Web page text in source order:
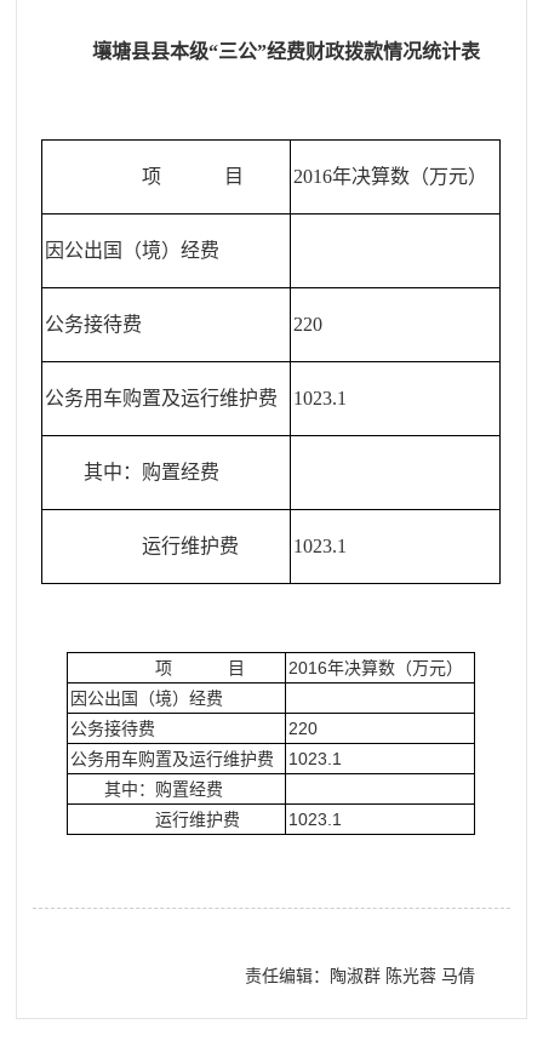
壤塘县县本级“三公”经费财政拨款情况统计表
项 目 2016年决算数（万元）
因公出国（境）经费
公务接待费 220
公务用车购置及运行维护费 1023.1
其中：购置经费
运行维护费 1023.1
项 目 2016年决算数（万元）
因公出国（境）经费
公务接待费
220
公务用车购置及运行维护费
1023.1
其中：购置经费
运行维护费
1023.1
责任编辑：陶淑群 陈光蓉 马倩